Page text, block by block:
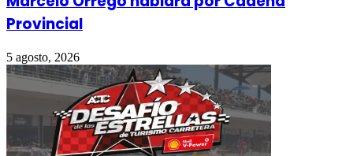
Provincial
5 agosto, 2026